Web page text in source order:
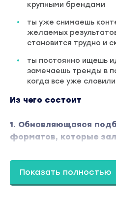
крупными брендами
ты уже снимаешь
желаемых
становится трудно и
ты постоянно ищешь
замечаешь тренды в
когда все уже
Из чего состоит
1. Обновляющаяся
форматов, которые
Каждый месяц Анна
Показать полностью